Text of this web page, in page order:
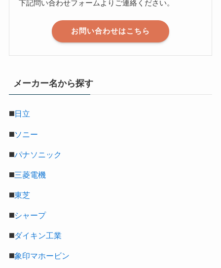
下記問い合わせフォームよりご連絡ください。
お問い合わせはこちら
メーカー名から探す
◼️日立
◼️ソニー
◼️パナソニック
◼️三菱電機
◼️東芝
◼️シャープ
◼️ダイキン工業
◼️象印マホービン